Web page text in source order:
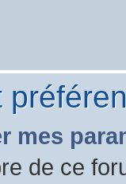
mes
de ce